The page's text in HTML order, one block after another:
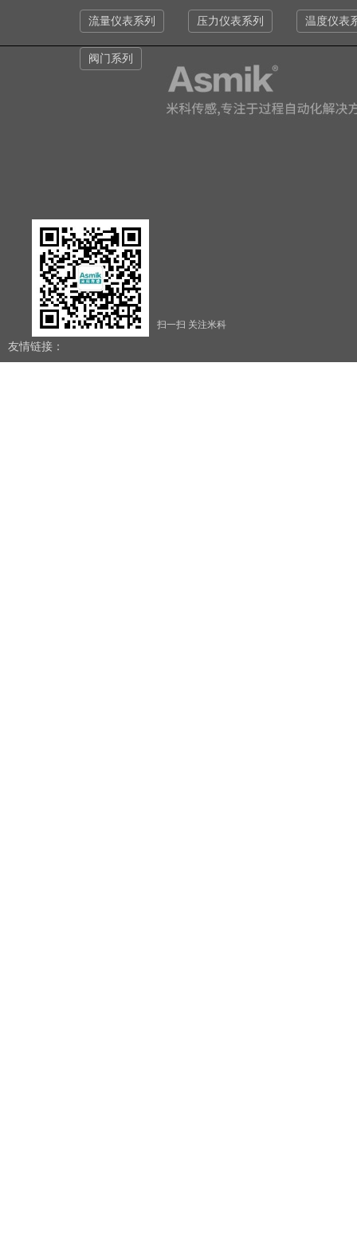
流量仪表系列 压力仪表系列 温度仪表
阀门系列
扫一扫 关注米科
友情链接：